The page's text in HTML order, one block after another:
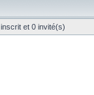
et 0 invité(s)